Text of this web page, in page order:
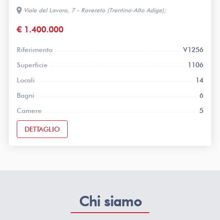
location_on Viale del Lavoro, 7 - Rovereto (Trentino-Alto Adige);
€ 1.400.000
Riferimento
V1256
Superficie
1106
Locali
14
Bagni
6
Camere
5
DETTAGLIO
Chi siamo